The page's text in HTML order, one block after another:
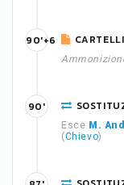
90'+6
Esce M.
(Chievo)
90'